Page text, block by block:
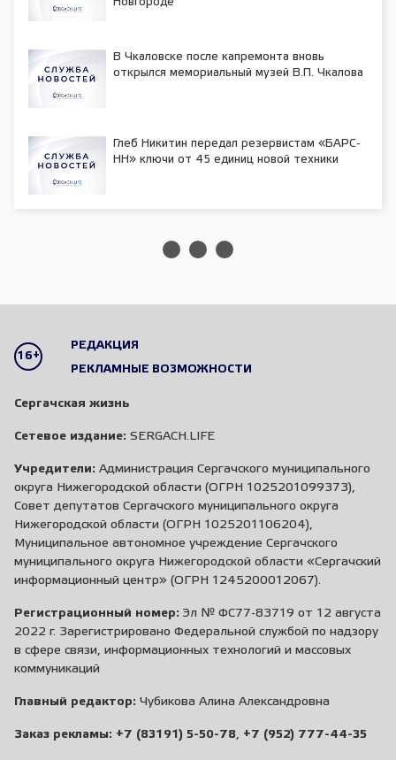
В Чкаловске после капремонта вновь
открылся мемориальный музей В.П. Чкалова
Глеб Никитин передал резервистам «БАРС-
НН» ключи от 45 единиц новой техники
16+
РЕДАКЦИЯ
РЕКЛАМНЫЕ ВОЗМОЖНОСТИ
Сергачская жизнь
Сетевое издание: SERGACH.LIFE
Учредители: Администрация Сергачского муниципального
округа Нижегородской области (ОГРН 1025201099373),
Совет депутатов Сергачского муниципального округа
Нижегородской области (ОГРН 1025201106204),
Муниципальное автономное учреждение Сергачского
муниципального округа Нижегородской области «Сергачский
информационный центр» (ОГРН 1245200012067).
Регистрационный номер: Эл № ФС77-83719 от 12 августа
2022 г. Зарегистрировано Федеральной службой по надзору
в сфере связи, информационных технологий и массовых
коммуникаций
Главный редактор: Чубикова Алина Александровна
Заказ рекламы: +7 (83191) 5-50-78 +7 (952) 777-44-35